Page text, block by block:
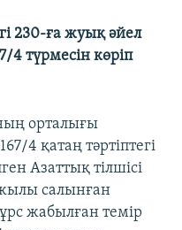
230-ға жуық әйел
түрмесін көріп
орталығы
4 қатаң тәртіптегі
Азаттық тілшісі
жылы салынған
жабылған темір